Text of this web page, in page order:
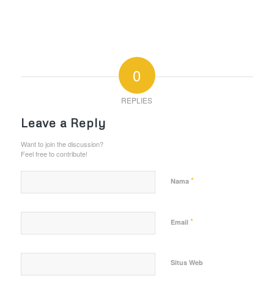
0
REPLIES
Leave a Reply
Want to join the discussion?
Feel free to contribute!
Nama *
Email *
Situs Web